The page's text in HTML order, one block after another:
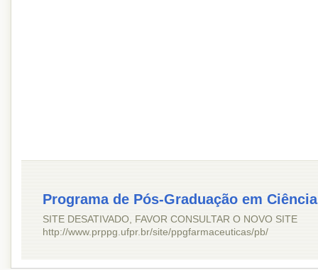
Programa de Pós-Graduação em
SITE DESATIVADO, FAVOR CONSULTAR O NOVO SITE
http://www.prppg.ufpr.br/site/ppgfarmaceuticas/pb/